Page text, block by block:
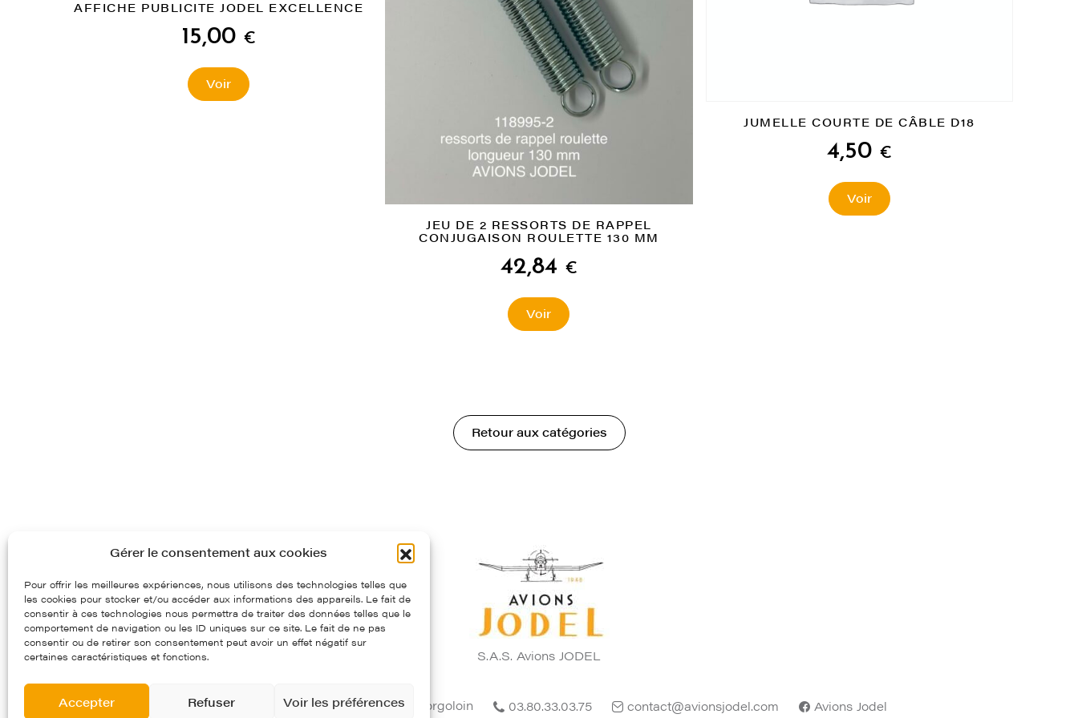
Gérer le consentement aux cookies
Pour offrir les meilleures expériences, nous utilisons des technologies telles que
les cookies pour stocker et/ou accéder aux informations des appareils. Le fait de
consentir à ces technologies nous permettra de traiter des données telles que le
comportement de navigation ou les ID uniques sur ce site. Le fait de ne pas
consentir ou de retirer son consentement peut avoir un effet négatif sur
certaines caractéristiques et fonctions.
Accepter Refuser Voir les préférences
AFFICHE PUBLICITE JODEL EXCELLENCE
15,00€
Voir
JEU DE 2 RESSORTS DE RAPPEL
CONJUGAISON ROULETTE 130 MM
42,84 €
Voir
JUMELLE COURTE DE CÂBLE D18
4,50 €
Voir
Retour aux catégories
S.A.S. Avions JODEL
97, route départementale 974 - 21700 Corgoloin 03.80.33.03.75 contact@avionsjodel.com
Avions Jodel